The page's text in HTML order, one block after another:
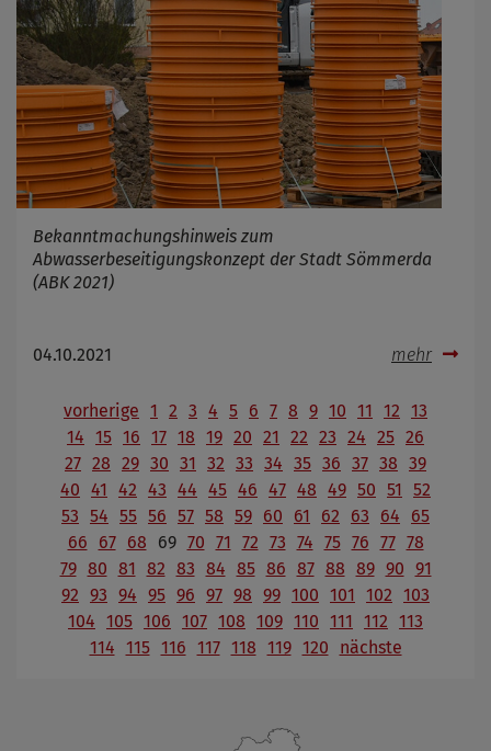
Bekanntmachungshinweis zum
Abwasserbeseitigungskonzept der Stadt Sömmerda
(ABK 2021)
04.10.2021 mehr
vorherige 1 2 3 4 5 6 7 8 9 10 11 12 13
14 15 16 17 18 19 20 21 22 23 24 25 26
27 28 29 30 31 32 33 34 35 36 37 38 39
40 41 42 43 44 45 46 47 48 49 50 51
52
53 54 55 56 57 58 59 60 61 62 63 64
65
66
67 68 69 70 71 72 73 74 75 76 77 78
79 80 81 82 83 84 85 86 87 88 89 90 91
92 93 94 95 96 97 98 99 100 101 102 103
104 105 106 107 108 109 110 111 112 113
114 115 116 117 118 119 120 nächste